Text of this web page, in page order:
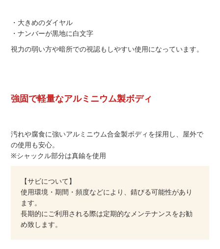
・大きめのダイヤル
・ナンバーが黒地に白文字
視力の弱い方や暗所での視認もしやすい使用になっています。
強固で軽量なアルミニウム製ボディ
汚れや腐食に強いアルミニウム合金製ボディを採用し、屋外で
の使用も安心。
※シャックル部分は真鍮を使用
【サビについて】
使用環境・期間・頻度などにより、錆びる可能性があり
ます。
長期的にご利用される際は定期的なメンテナンスをお勧
め致します。